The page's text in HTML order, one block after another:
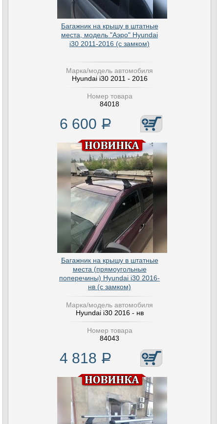
Багажник на крышу в штатные
места, модель "Аэро" Hyundai
i30 2011-2016 (с замком)
Марка/модель автомобиля
Hyundai i30 2011 - 2016
Номер товара
84018
6 600 Р
Багажник на крышу в штатные
места (прямоугольные
поперечины) Hyundai i30 2016-
нв (с замком)
Марка/модель автомобиля
Hyundai i30 2016 - нв
Номер товара
84043
4 818 Р